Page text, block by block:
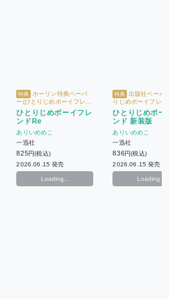
特典 ホーリン特典ペーパ
ー(ひとりじめボーイフレン
ひとりじめボーイフレ
ンドRe
ありいめめこ
一迅社
825円(税込)
2026.06.15 発売
Loading...
特典 出版社ペーパ
りじめボーイフレ
ひとりじめボー
ンド 新装版
ありいめめこ
一迅社
836円(税込)
2026.06.15 発売
Loading...